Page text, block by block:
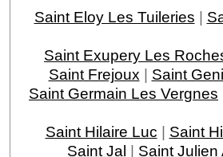
Saint Eloy Les Tuileries |
Saint Exupery Les
Saint Frejoux | Saint
Saint Germain Les Vergnes
Saint Hilaire Luc | Saint
Saint Jal | Saint Julien